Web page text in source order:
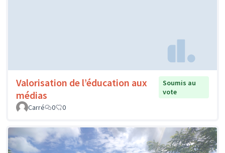
Valorisation de l’éducation aux
médias
Soumis au
vote
Carré
0 0